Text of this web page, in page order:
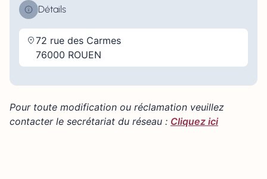
Détails
72 rue des Carmes
76000 ROUEN
Pour toute modification ou réclamation veuillez
contacter le secrétariat du réseau : Cliquez ici